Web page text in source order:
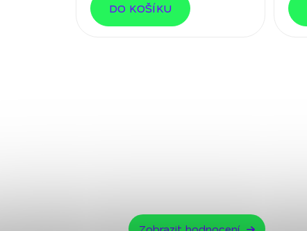
DO KOŠÍKU